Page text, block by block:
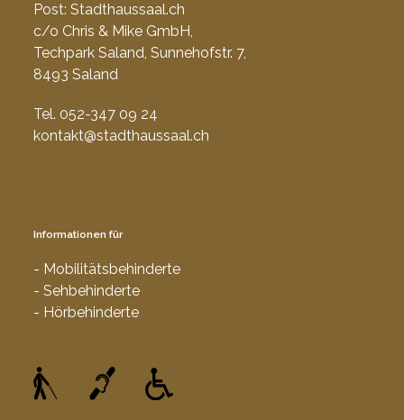
Post: Stadthaussaal.ch
c/o Chris & Mike GmbH,
Techpark Saland, Sunnehofstr. 7,
8493 Saland
Tel. 052-347 09 24
kontakt@stadthaussaal.ch
Informationen für
- Mobilitätsbehinderte
- Sehbehinderte
- Hörbehinderte